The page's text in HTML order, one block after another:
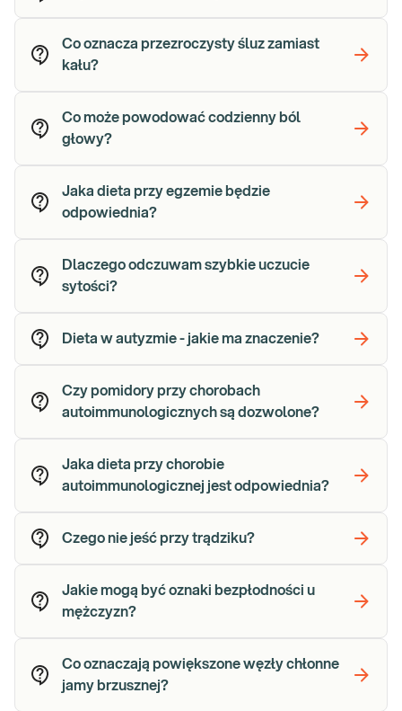
Co oznacza przezroczysty śluz zamiast
kału?
Co może powodować codzienny ból
głowy?
Jaka dieta przy egzemie będzie
odpowiednia?
Dlaczego odczuwam szybkie uczucie
sytości?
Dieta w autyzmie - jakie ma znaczenie?
Czy pomidory przy chorobach
autoimmunologicznych są dozwolone?
Jaka dieta przy chorobie
autoimmunologicznej jest odpowiednia?
Czego nie jeść przy trądziku?
Jakie mogą być oznaki bezpłodności u
mężczyzn?
Co oznaczają powiększone węzły chłonne
jamy brzusznej?